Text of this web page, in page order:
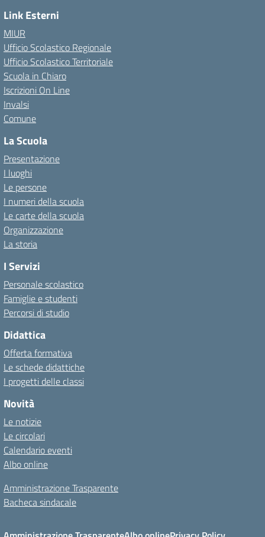
Link Esterni
MIUR
Ufficio Scolastico Regionale
Ufficio Scolastico Territoriale
Scuola in Chiaro
Iscrizioni On Line
Invalsi
Comune
La Scuola
Presentazione
I luoghi
Le persone
I numeri della scuola
Le carte della scuola
Organizzazione
La storia
I Servizi
Personale scolastico
Famiglie e studenti
Percorsi di studio
Didattica
Offerta formativa
Le schede didattiche
I progetti delle classi
Novità
Le notizie
Le circolari
Calendario eventi
Albo online
Amministrazione Trasparente
Bacheca sindacale